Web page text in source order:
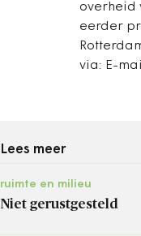
overheid
eerder
via: E-
Lees meer
ruimte en milieu
Niet gerustgesteld